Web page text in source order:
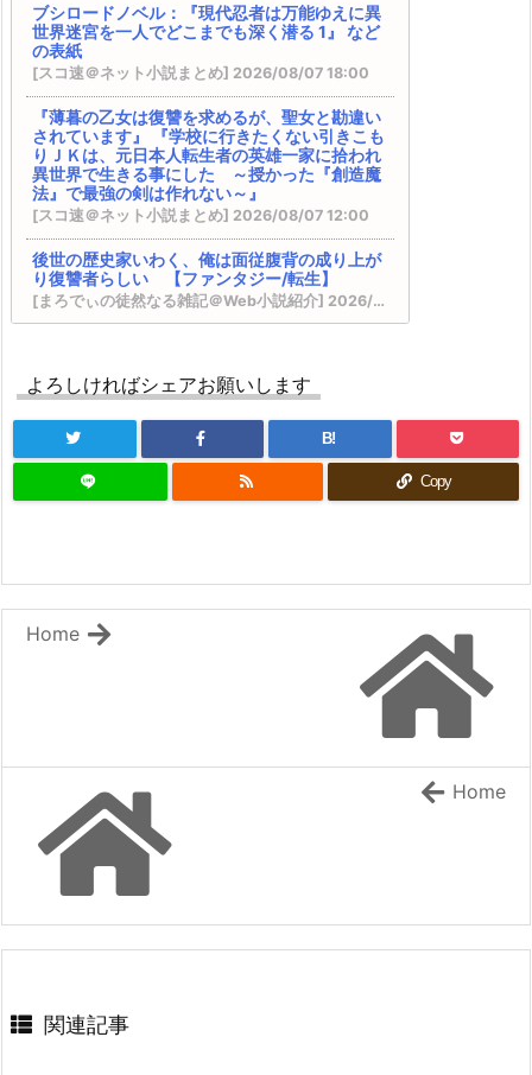
境領主になったら、こうなりました! 1』 などの表
紙
完結済みのおすすめ作品 その１２
DREノベルス：『魔法の瓶詰職人システィナはく
じけない ~追放された呪われ王女は隠れた才能で
一から幸せを掴みます~』 などの表紙
『異世界★魔法少女― 転生初日に聖女扱いされま
したが、変身が罰ゲームすぎます！ ―』 『臆病魔
術師、カレンの激情 ～ダンジョンという楽園
は、君達に夢を見せるか～』
VRMMOの作品で何かオススメないですかね？ そ
の２５ ※再アンケート
BKブックス：『剣と魔法の世界に行きたいって言
ったよな?剣の魔法じゃなくてさ? ~ギフト「剣魔
です！～勇者召喚に巻き込まれたモブサラリーマ
ンの異世界冒険記～』 スターツ出版グラストNOV
ELSから書籍化決定！
ドラゴンノベルス：『幼馴染のS級パーティーか
ら追放された聖獣使い。万能支援魔法と仲間を増
やして最強へ! 5』 などの表紙
能域を超えてました 2 ~悪憑の子の謙虚な覇道
~』 などの表紙
『ラーメンが食べたくて 異世界転生ハードモー
ドとんこつ味』 『救いない怪異の世界をRPGの世
HJ文庫：『【やり直し】最強ダンジョン配信者!
ハーメルン：『最強以外ありえない』 HJノベル
スニーカー文庫：『幼なじみ嫁のやり直し恋愛ル
ート』 などの表紙
2026年上半期連載開始のおすすめ小説 その３
GCノベルズ/GCN文庫：『出遅れテイマーのその
日暮らし 16』 などの表紙
ブシロードノベル：『現代忍者は万能ゆえに異
世界迷宮を一人でどこまでも深く潜る 1』 など
の表紙
[スコ速＠ネット小説まとめ] 2026/08/07 18:00
『薄暮の乙女は復讐を求めるが、聖女と勘違い
されています』 『学校に行きたくない引きこも
りＪＫは、元日本人転生者の英雄一家に拾われ
異世界で生きる事にした ～授かった『創造魔
法』で最強の剣は作れない～』
[スコ速＠ネット小説まとめ] 2026/08/07 12:00
後世の歴史家いわく、俺は面従腹背の成り上が
り復讐者らしい 【ファンタジー/転生】
[まろでぃの徒然なる雑記＠Web小説紹介] 2026/08/07 05:26
お嬢様を救ったらキスをせがまれています~』
などの表紙
[スコ速＠ネット小説まとめ] 2026/08/06 18:00
カクヨム：『終末世界の帰還錬金術師 ～日本
に戻ったら人類と悪魔が戦争をしていました
が、異世界で勇者になれなかった俺達はスルー
ブドウ畑から始まる異世界スローライフ ～社畜
で過労死、スキルは無いけど、しあわせに暮ら
してます～ 【ファンタジー/転生（憑依）】
[まろでぃの徒然なる雑記＠Web小説紹介] 2026/08/06 03:54
辺境領主になったら、こうなりました! 1』 など
完結済みのおすすめ作品 その１２
[スコ速＠ネット小説まとめ] 2026/08/05 12:35
万字）】
[まろでぃの徒然なる雑記＠Web小説紹介] 2026/08/05 08:59
能で一から幸せを掴みます~』 などの表紙
よろしければシェアお願いします
B!
Copy
Home
Home
関連記事